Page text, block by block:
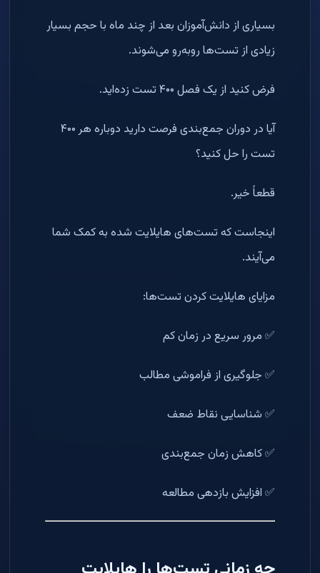
بسیاری از دانش‌آموزان بعد از چند ماه با حجم بسیار
زیادی از تست‌ها روبه‌رو می‌شوند.
فرض کنید از یک فصل ۴۰۰ تست زده‌اید.
آیا در دوران جمع‌بندی فرصت دارید دوباره هر ۴۰۰
تست را حل کنید؟
قطعاً خیر.
اینجاست که تست‌های هایلایت شده به کمک شما
می‌آیند.
مزایای هایلایت کردن تست‌ها:
✅ مرور سریع در زمان کم
✅ جلوگیری از فراموشی مطالب
✅ شناسایی نقاط ضعف
✅ کاهش زمان جمع‌بندی
✅ افزایش بازدهی مطالعه